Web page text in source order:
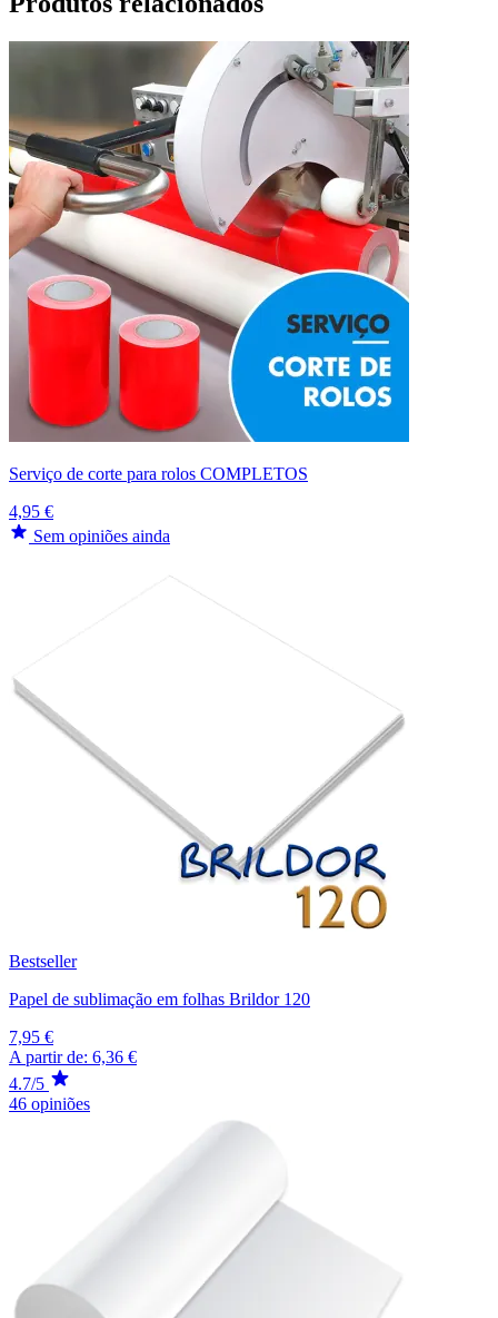
Serviço de corte para rolos COMPLETOS
4,95 €
Sem opiniões ainda
Bestseller
Papel de sublimação em folhas Brildor 120
7,95 €
A partir de: 6,36 €
4.7/5
46 opiniões